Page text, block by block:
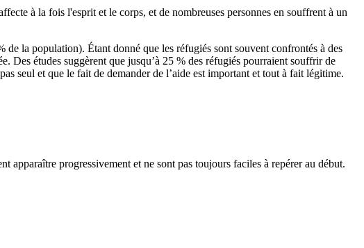
à la fois l'esprit et le corps, et de nombreuses personnes en souffrent à un
la population). Étant donné que les réfugiés sont souvent confrontés à des
Des études suggèrent que jusqu’à 25 % des réfugiés pourraient souffrir de
seul et que le fait de demander de l’aide est important et tout à fait légitime.
apparaître progressivement et ne sont pas toujours faciles à repérer au début.